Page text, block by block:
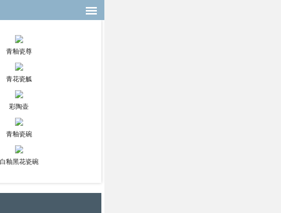
青釉瓷尊
青花瓷觚
彩陶壶
青釉瓷碗
白釉黑花瓷碗